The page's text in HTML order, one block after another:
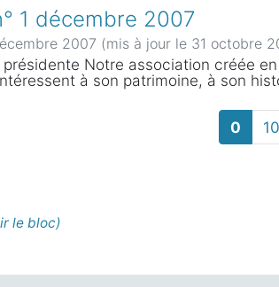
1 décembre 2007
2007 (mis à jour le 31 octobre
Notre association créée
à son patrimoine, à son
0 10